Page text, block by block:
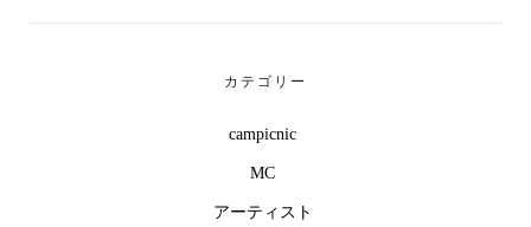
カテゴリー
campicnic
MC
アーティスト